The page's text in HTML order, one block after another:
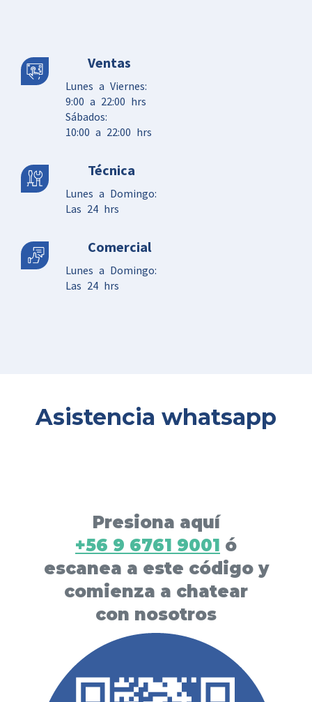
Ventas
Lunes a Viernes:
9:00 a 22:00 hrs
Sábados:
10:00 a 22:00 hrs
Técnica
Lunes a Domingo:
Las 24 hrs
Comercial
Lunes a Domingo:
Las 24 hrs
Asistencia whatsapp
Presiona aquí
+56 9 6761 9001 ó
escanea a este código y
comienza a chatear
con nosotros